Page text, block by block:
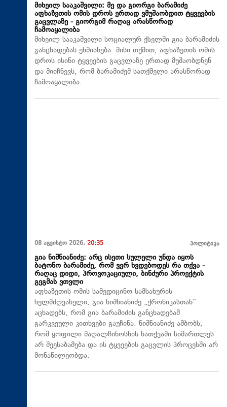
მიხეილ სააკაშვილი: მე და გიორგი ბარამიძე
აფხაზეთის ომის დროს ერთად ვმუშაობდით ტყვეების
გაცვლაზე - გიორგიმ რაღაც არასწორად
ჩამოაყალიბა
მიხეილ სააკაშვილი სოციალურ ქსელში გია ბარამიძის
განცხადებას ეხმიანება. მისი თქმით, აფხაზეთის ომის
დროს ისინი ტყვეების გაცვლაზე ერთად მუშაობდნენ
და მიიჩნევს, რომ ბარამიძემ სათქმელი არასწორად
ჩამოაყალიბა.
08 აგვისტო 2026, 20:35 პოლიტიკა
გია ნიშნიანიძე: არც ისეთი სულელი უნდა იყოს
ბატონო ბარამიძე, რომ ვერ ხვდებოდეს რა თქვა -
რაღაც დიდი, პროვოკაციული, ბინძური პროექტის
გეგმას ვთვლი
აფხაზეთის ომის სამედიცინო სამსახურის
ხელმძღვანელი, გია ნიშნიანიძე „ქრონიკასთან“
აცხადებს, რომ გია ბარამიძის განცხადებამ
გარკვეული კითხვები გაუჩინა. ნიშნიანიძე ამბობს,
რომ ყოფილი მაღალჩინოსნის ნათქვამი სიმართლეს
არ შეესაბამება და ის ტყვეების გაცვლის პროცესში არ
მონაწილეობდა.